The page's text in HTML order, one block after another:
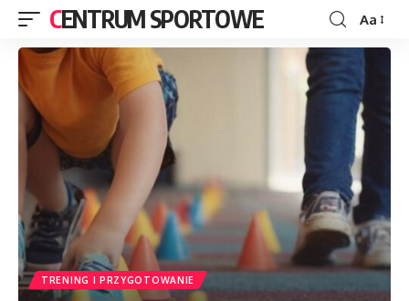
CENTRUM SPORTOWE Aa
TRENING I PRZYGOTOWANIE